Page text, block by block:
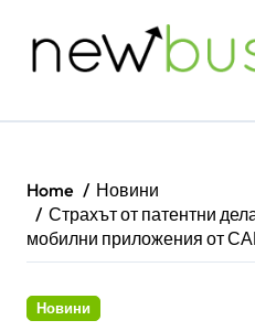
Home
Новини
Страхът от патентни
мобилни приложения от
Новини